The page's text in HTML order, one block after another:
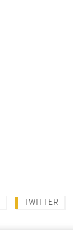
TWITTER